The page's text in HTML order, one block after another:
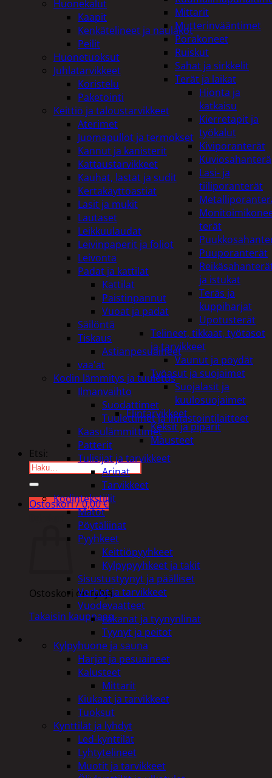
Mittarit
Mutterinvääntimet
Porakoneet
Ruiskut
Sahat ja sirkkelit
Terät ja laikat
Hionta ja
katkaisu
Kierretapit ja
työkalut
Kiviporanterät
Kuviosahanterä
Lasi- ja
tiiliporanterät
terät
Puuporanterät
ja istukat
Teräs ja
kuppiharjat
Upotusterät
Telineet, tikkaat, työtasot
ja tarvikkeet
Vaunut ja pöydät
Työasut ja suojaimet
Suojalasit ja
kuulosuojaimet
Elintarvikkeet
Keksit ja piparit
Mausteet
Etsi:
Ostoskori /0,00€
Ostoskori on tyhjä.
Takaisin kauppaan
Huonekalut
Kaapit
Kenkätelineet ja naulakot
Peilit
Huonetuoksut
Juhlatarvikkeet
Koristelu
Paketointi
Keittiö ja taloustarvikkeet
Aterimet
Juomapullot ja termokset
Kannut ja kanisterit
Kattaustarvikkeet
Kauhat, lastat ja sudit
Kertakäyttöastiat
Lasit ja mukit
Lautaset
Leikkuulaudat
Leivinpaperit ja foliot
Leivonta
Padat ja kattilat
Kattilat
Paistinpannut
Vuoat ja padat
Säilöntä
Tiskaus
Astianpesuaineet
vaa'at
Kodin lämmitys ja tuuletus
Ilmanvaihto
Suodattimet
Tuulettimet ja Ilmastointilaitteet
Kaasulämmittimet
Patterit
Tulisijat ja tarvikkeet
Arinat
Tarvikkeet
Kodintekstiilit
Matot
Pöytäliinat
Pyyhkeet
Keittiöpyyhkeet
Kylpypyyhkeet ja takit
Sisustustyynyt ja päälliset
Verhot ja tarvikkeet
Vuodevaatteet
Lakanat ja tyynynlinat
Tyynyt ja peitot
Kylpyhuone ja sauna
Harjat ja pesuaineet
Kalusteet
Mittarit
Kiukaat ja tarvikkeet
Tuoksut
Kynttilät ja lyhdyt
Led-kynttilät
Lyhtytelineet
Muotit ja tarvikkeet